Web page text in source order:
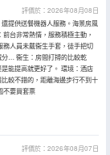
評價於：2026年08月08日
提供送餐機器人服務。海景房風
台非常熱情，服務積極主動，
人員未戴衞生手套，徒手把切
… 衞生：房間打掃的比較乾
能提高就更好了。 環境：酒店
較不錯的，距離海邊步行不到十
不要買套票
評價於：2026年08月07日